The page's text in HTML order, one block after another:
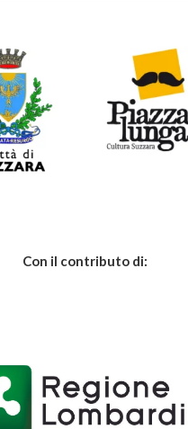
Con il contributo di: